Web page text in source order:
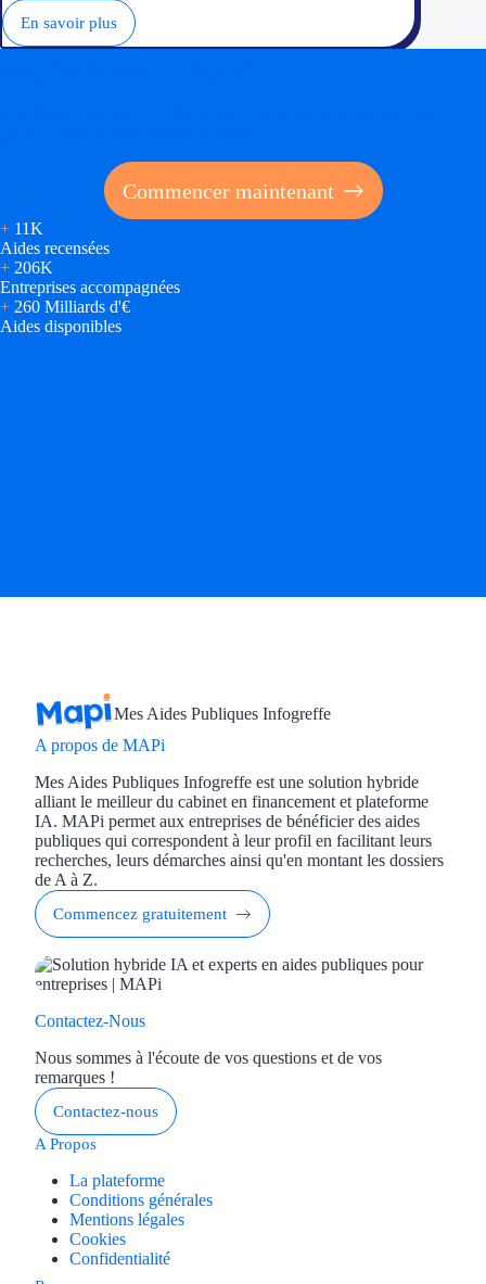
En savoir plus
Commencer maintenant
+ 11K
Aides recensées
+ 206K
Entreprises accompagnées
+ 260 Milliards d'€
Aides disponibles
Mes Aides Publiques Infogreffe
A propos de MAPi
Mes Aides Publiques Infogreffe est une solution hybride
alliant le meilleur du cabinet en financement et plateforme
IA. MAPi permet aux entreprises de bénéficier des aides
publiques qui correspondent à leur profil en facilitant leurs
recherches, leurs démarches ainsi qu'en montant les dossiers
de A à Z.
Commencez gratuitement
Contactez-Nous
Nous sommes à l'écoute de vos questions et de vos
remarques !
Contactez-nous
A Propos
La plateforme
Conditions générales
Mentions légales
Cookies
Confidentialité